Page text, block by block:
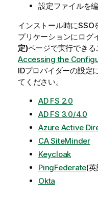
設定ファイルを
インストール時にSSO
プリケーションにログ
定)ページで実行できる
Accessing the
IDプロバイダーの設定
てください。
AD FS 2.0
AD FS 3.0/4.0
Azure Active
CA SiteMinder
Keycloak
PingFederate(
Okta